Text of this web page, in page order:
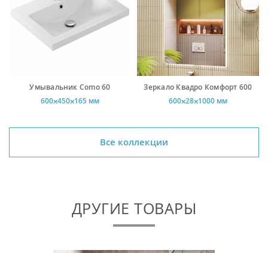
Умывальник Como 60
600⨉450⨉165 мм
Зеркало Квадро Комфорт 600
600⨉28⨉1000 мм
Все коллекции
ДРУГИЕ ТОВАРЫ